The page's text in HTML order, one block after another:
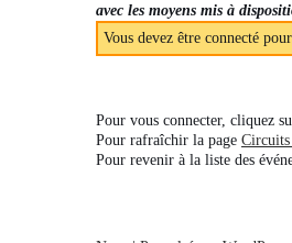
avec les moyens mis à
Vous devez être connecté
Pour vous connecter, cliquez
Pour rafraîchir la page Circuits
Pour revenir à la liste des